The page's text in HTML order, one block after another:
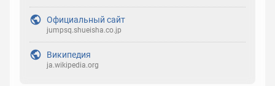
Официальный сайт
jumpsq.shueisha.co.jp
Википедия
ja.wikipedia.org